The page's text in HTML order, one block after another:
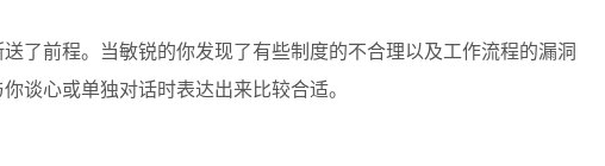
前程。当敏锐的你发现了有些制度的不合理以及工作流程的漏洞
谈心或单独对话时表达出来比较合适。